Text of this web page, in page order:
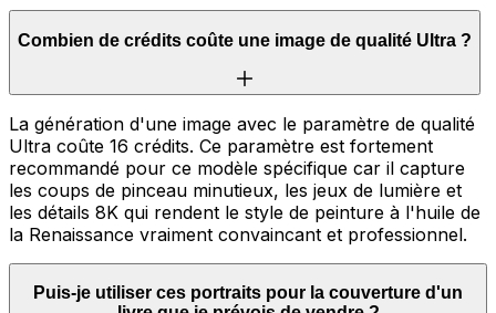
Combien de crédits coûte une image de qualité Ultra ?
La génération d'une image avec le paramètre de qualité
Ultra coûte 16 crédits. Ce paramètre est fortement
recommandé pour ce modèle spécifique car il capture
les coups de pinceau minutieux, les jeux de lumière et
les détails 8K qui rendent le style de peinture à l'huile de
la Renaissance vraiment convaincant et professionnel.
Puis-je utiliser ces portraits pour la couverture d'un